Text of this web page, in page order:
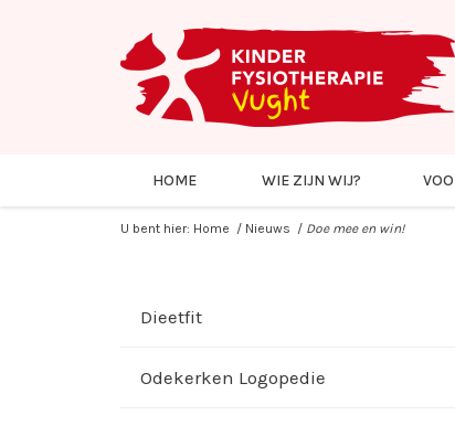
HOME WIE ZIJN WIJ?
U bent hier: Home / Nieuws / Doe mee en win!
Dieetfit
Odekerken Logopedie